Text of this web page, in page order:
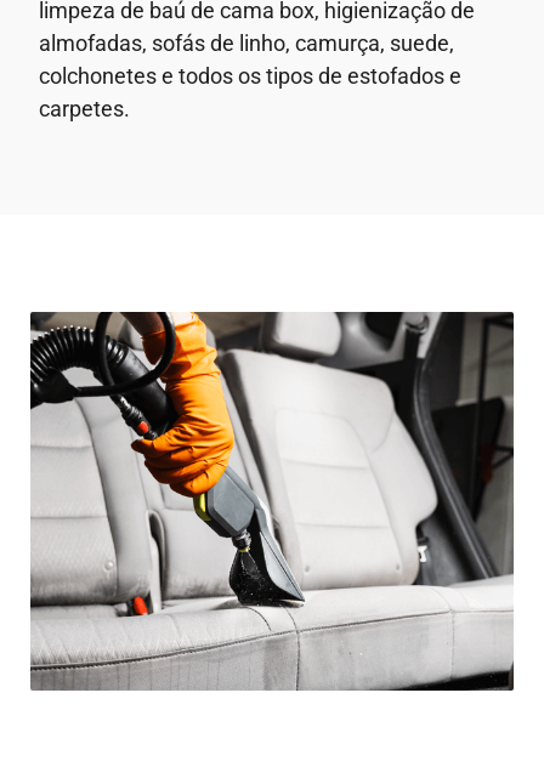
limpeza de baú de cama box, higienização de
almofadas, sofás de linho, camurça, suede,
colchonetes e todos os tipos de estofados e
carpetes.